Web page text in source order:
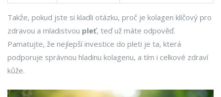
Takže, pokud jste si kladli otázku, proč je kolagen klíčový pro
zdravou a mladistvou pleť, teď už máte odpověď.
Pamatujte, že nejlepší investice do pleti je ta, která
podporuje správnou hladinu kolagenu, a tím i celkové zdraví
kůže.